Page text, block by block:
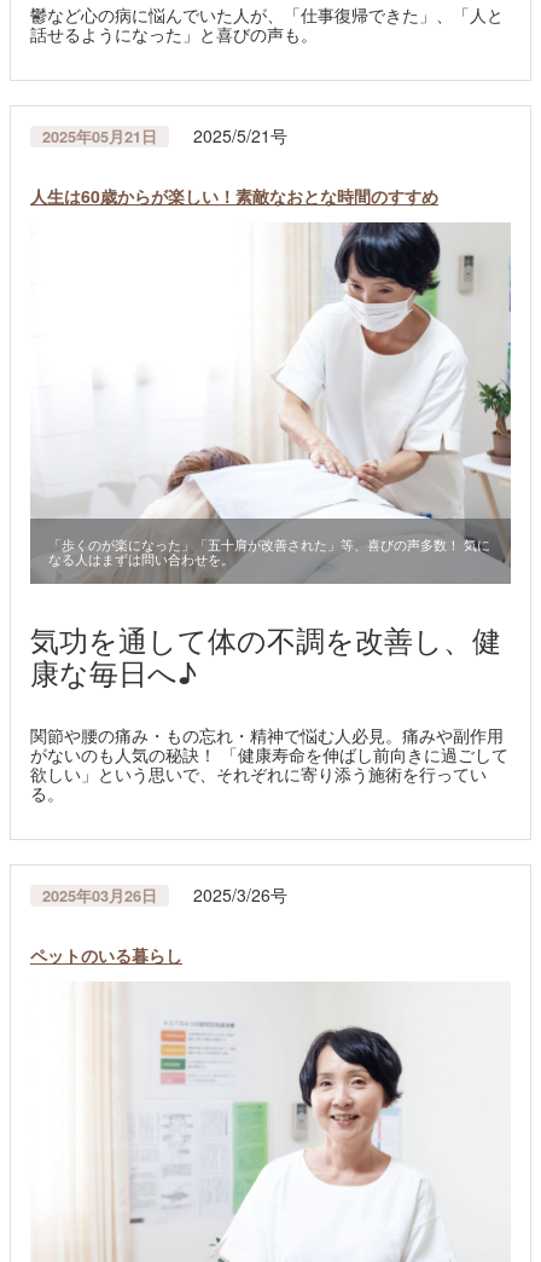
鬱など心の病に悩んでいた人が、「仕事復帰できた」、「人と
話せるようになった」と喜びの声も。
2025年05月21日 2025/5/21号
人生は60歳からが楽しい！素敵なおとな時間のすすめ
「歩くのが楽になった」「五十肩が改善された」等、喜びの声多数！ 気に
なる人はまずは問い合わせを。
気功を通して体の不調を改善し、健
康な毎日へ♪
関節や腰の痛み・もの忘れ・精神で悩む人必見。痛みや副作用
がないのも人気の秘訣！ 「健康寿命を伸ばし前向きに過ごして
欲しい」という思いで、それぞれに寄り添う施術を行ってい
る。
2025年03月26日 2025/3/26号
ペットのいる暮らし